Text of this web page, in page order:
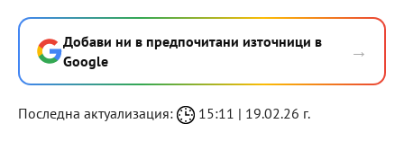
Добави ни в предпочитани източници в
Google
→
Последна актуализация: 15:11 | 19.02.26 г.